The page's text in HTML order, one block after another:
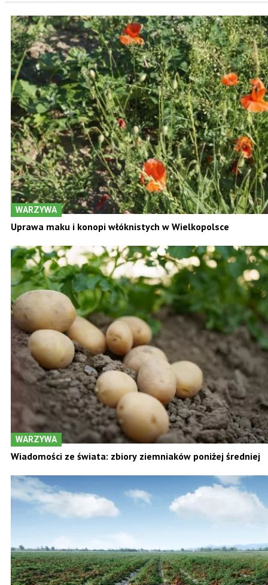
WARZYWA
Uprawa maku i konopi włóknistych w Wielkopolsce
WARZYWA
Wiadomości ze świata: zbiory ziemniaków poniżej średniej